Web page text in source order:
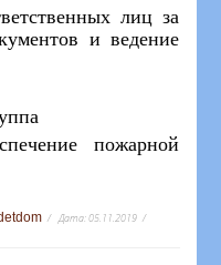
лиц за
и ведение
пожарной
Дата:05.11.2019